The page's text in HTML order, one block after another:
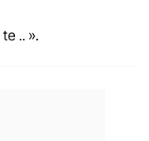
.. ».